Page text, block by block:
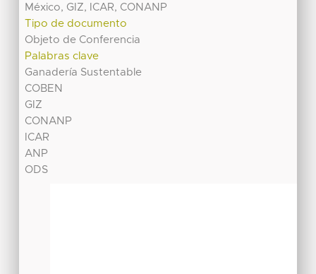
México, GIZ, ICAR, CONANP
Tipo de documento
Objeto de Conferencia
Palabras clave
Ganadería Sustentable
COBEN
GIZ
CONANP
ICAR
ANP
ODS